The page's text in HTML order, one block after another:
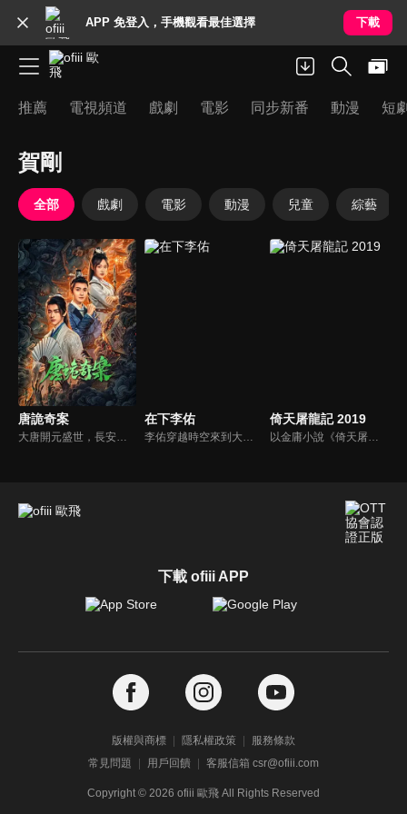
APP 免登入，手機觀看最佳選擇 下載
推薦 電視頻道 戲劇 電影 同步新番 動漫 短
賀剛
全部 戲劇 電影 動漫 兒童 綜藝
唐詭奇案
大唐開元盛世，長安繁華的表像下卻暗藏詭異奇案，民間探案人申屠柏奇與大理寺少卿堯遠、牧歸荑聯手，接連破除鬼嬰祭、壓棺、猛鬼鎮、木偶索命、典妻書多起案件，他們剝開權欲癡妄，於亡魂前叩問真相，在無聲處追討正義...
在下李佑
李佑穿越時空來到大寧朝虛江縣，子承父職當上衙役。小小衙役受人譏笑，李佑憤而贈詩，給同樣受辱的歌姬李環，孰料名聲大噪成為雅吏，更引來知縣賞識。沒想到李佑被武官劉巡檢與富商關員外同時搶親，陰差陽錯成為兩家贅婿...
倚天屠龍記 2019
以金庸小說《倚天屠龍記》為藍本改編。以武當五俠張翠山與明教殷素素之子張無忌（曾舜晞）的成長為主軸，講述江湖上的門派之間的恩怨情仇，以及張無忌和峨眉女俠周芷若（祝緒丹）、蒙古郡主趙敏（陳鈺琪）之間的愛恨糾葛。
下載 ofiii APP
版權與商標 隱私權政策
服務條款
常見問題
用戶回饋 客服信箱 csr@ofiii.com
Copyright © 2026 ofiii 歐飛 All Rights Reserved